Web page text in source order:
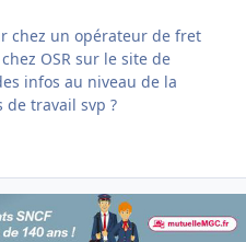
chez un opérateur de fret
OSR sur le site de
infos au niveau de la
travail svp ?